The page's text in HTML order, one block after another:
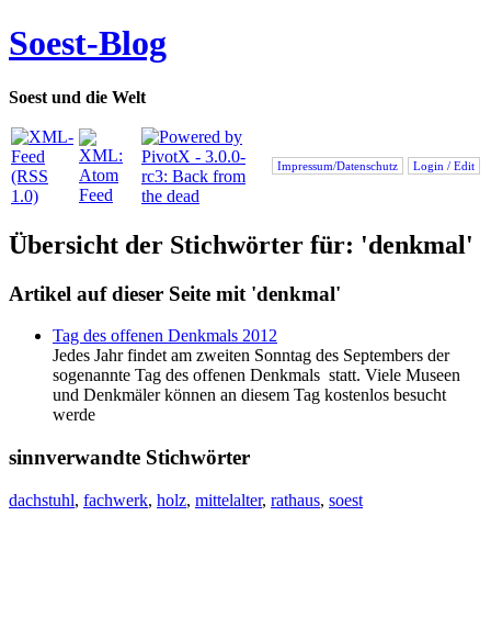
Soest-Blog
Soest und die Welt
Impressum/Datenschutz Login / Edit
Übersicht der Stichwörter für: 'denkmal'
Artikel auf dieser Seite mit 'denkmal'
Tag des offenen Denkmals 2012
Jedes Jahr findet am zweiten Sonntag des Septembers der
sogenannte Tag des offenen Denkmals statt. Viele Museen
und Denkmäler können an diesem Tag kostenlos besucht
werde
sinnverwandte Stichwörter
dachstuhl, fachwerk, holz, mittelalter, rathaus, soest